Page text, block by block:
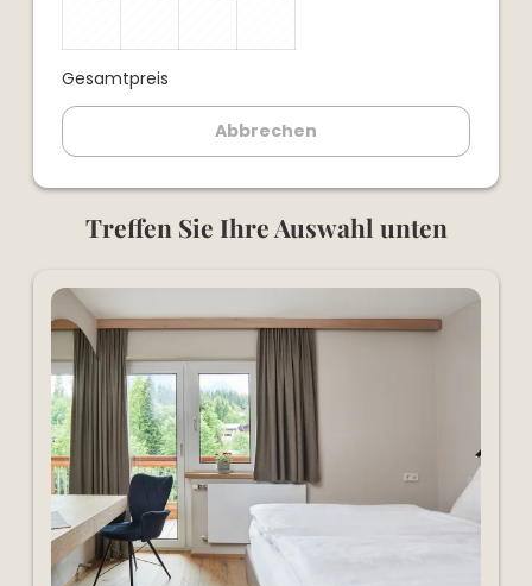
Gesamtpreis
Abbrechen
Treffen Sie Ihre Auswahl unten